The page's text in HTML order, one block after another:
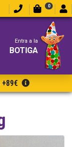
0
Entra a la
BOTIGA